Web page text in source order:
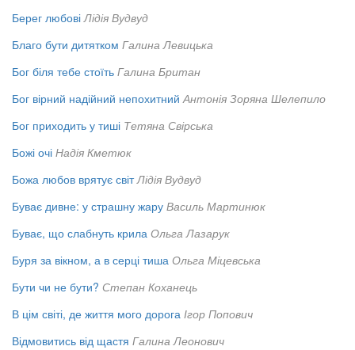
Берег любові Лідія Вудвуд
Благо бути дитятком Галина Левицька
Бог біля тебе стоїть Галина Британ
Бог вірний надійний непохитний Антонія Зоряна Шелепило
Бог приходить у тиші Тетяна Свірська
Божі очі Надія Кметюк
Божа любов врятує світ Лідія Вудвуд
Буває дивне: у страшну жару Василь Мартинюк
Буває, що слабнуть крила Ольга Лазарук
Буря за вікном, а в серці тиша Ольга Міцевська
Бути чи не бути? Степан Коханець
В цім світі, де життя мого дорога Ігор Попович
Відмовитись від щастя Галина Леонович